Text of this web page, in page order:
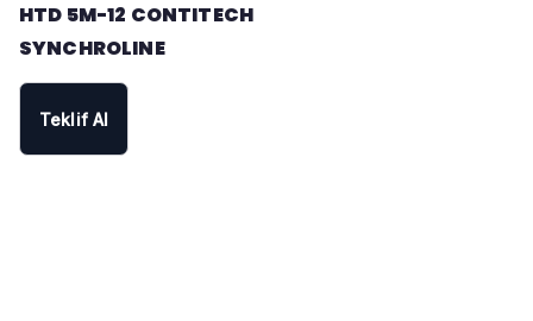
HTD 5M-12 CONTITECH
SYNCHROLINE
Teklif Al